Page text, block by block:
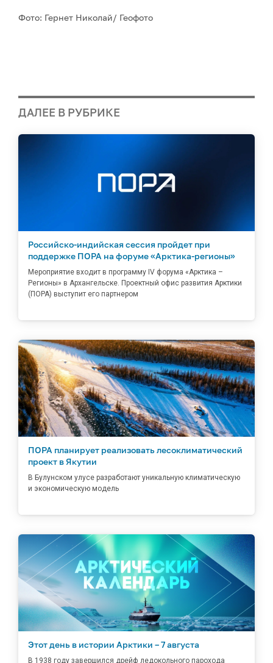
Фото: Гернет Николай/ Геофото
ДАЛЕЕ В РУБРИКЕ
Российско-индийская сессия пройдет при
поддержке ПОРА на форуме «Арктика-регионы»
Мероприятие входит в программу IV форума «Арктика –
Регионы» в Архангельске. Проектный офис развития Арктики
(ПОРА) выступит его партнером
ПОРА планирует реализовать лесоклиматический
проект в Якутии
В Булунском улусе разработают уникальную климатическую
и экономическую модель
Этот день в истории Арктики – 7 августа
В 1938 году завершился дрейф ледокольного парохода